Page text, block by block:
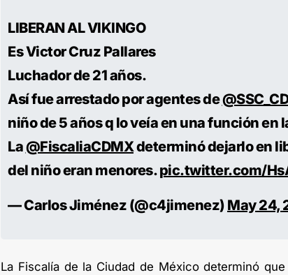
LIBERAN AL VIKINGO
Es Victor Cruz Pallares
Luchador de 21 años.
Así fue arrestado por agentes de
niño de 5 años q lo veía en una función en
La@FiscaliaCDMXdeterminó dejarlo en
del niño eran menores.pic.twitter.com/
— Carlos Jiménez (@c4jimenez) May 24,
La Fiscalía de la Ciudad de México determinó